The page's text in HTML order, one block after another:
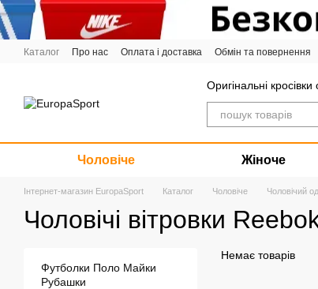
Перейти до основного контенту
Каталог Про нас Оплата і доставка Обмін та повернення
Оригінальні кросівки
Чоловіче Жіноче
Інтернет-магазин EuropaSport Каталог Чоловіче Чоловічий
Чоловічі вітровки
Немає товарів
Футболки Поло Майки
Рубашки